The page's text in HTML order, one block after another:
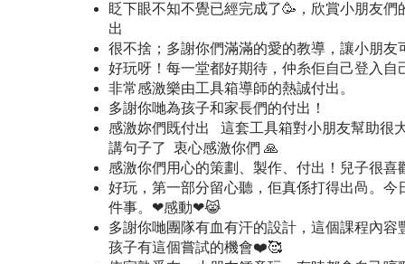
眨下眼不知不覺已經完成了🥳，欣賞小朋友
出
很不捨；多謝你們滿滿的愛的教導，讓小朋
好玩呀！每一堂都好期待，仲糸佢自己登入自
非常感激樂由工具箱導師的熱誠付出。
多謝你哋為孩子和家長們的付出！
感激妳們既付出 這套工具箱對小朋友幫助
講句子了 衷心感激你們 🙏
感激你們用心的策劃、製作、付出！兒子很
好玩，第一部分留心聽，佢真係打得出咼。
件事。❤感動❤😹
多謝你哋團隊有血有汗的設計，這個課程內
孩子有這個嘗試的機會❤️🥰